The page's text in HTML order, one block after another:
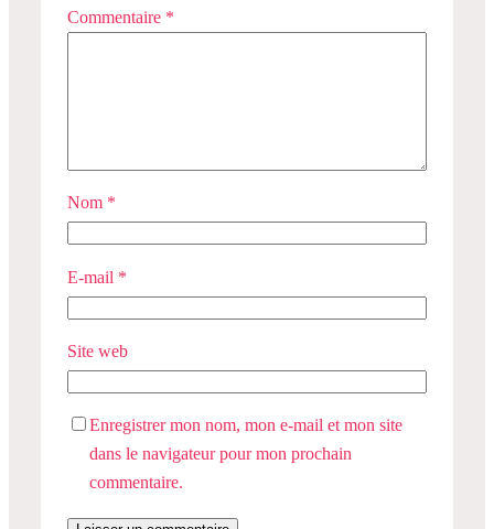
Commentaire *
Nom *
E-mail *
Site web
Enregistrer mon nom, mon e-mail et mon site
dans le navigateur pour mon prochain
commentaire.